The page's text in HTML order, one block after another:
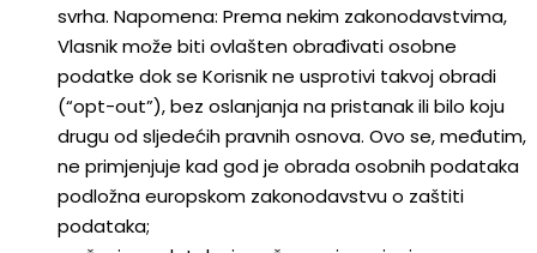
svrha. Napomena: Prema nekim zakonodavstvima,
Vlasnik može biti ovlašten obrađivati osobne
podatke dok se Korisnik ne usprotivi takvoj obradi
(“opt-out”), bez oslanjanja na pristanak ili bilo koju
drugu od sljedećih pravnih osnova. Ovo se, međutim,
ne primjenjuje kad god je obrada osobnih podataka
podložna europskom zakonodavstvu o zaštiti
podataka;